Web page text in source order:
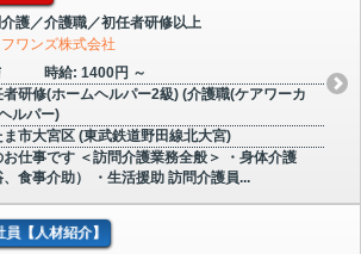
護／介護職／初任者研修以上
ワンズ株式会社
時給: 1400円 ～
研修(ホームヘルパー2級) (介護職(ケアワーカ
ルパー)
市大宮区 (東武鉄道野田線北大宮)
仕事です ＜訪問介護業務全般＞ ・身体介護
、食事介助） ・生活援助 訪問介護員...
員【人材紹介】